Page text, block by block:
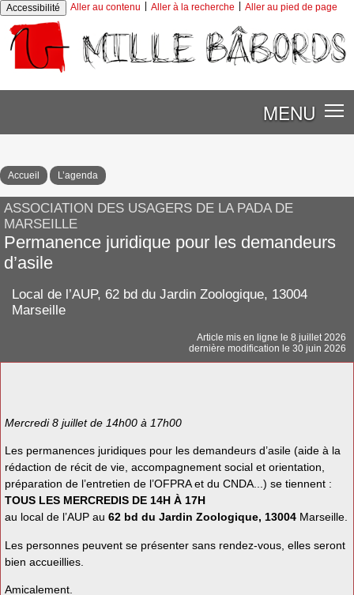
Accessibilité Aller au contenu Aller à la recherche Aller au pied de page
MENU
Accueil L’agenda
ASSOCIATION DES USAGERS DE LA PADA DE
MARSEILLE
Permanence juridique pour les demandeurs
d’asile
Local de l’AUP, 62 bd du Jardin Zoologique, 13004
Marseille
Article mis en ligne le 8 juillet 2026
dernière modification le 30 juin 2026
Mercredi 8 juillet de 14h00 à 17h00
Les permanences juridiques pour les demandeurs d’asile (aide à la
rédaction de récit de vie, accompagnement social et orientation,
préparation de l’entretien de l’OFPRA et du CNDA...) se tiennent :
TOUS LES MERCREDIS DE 14H À 17H
au local de l’AUP au 62 bd du Jardin Zoologique, 13004 Marseille.
Les personnes peuvent se présenter sans rendez-vous, elles seront
bien accueillies.
Amicalement.